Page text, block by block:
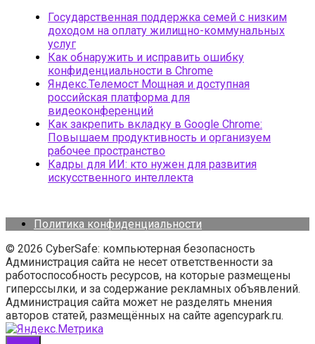
Государственная поддержка семей с низким
доходом на оплату жилищно-коммунальных
услуг
Как обнаружить и исправить ошибку
конфиденциальности в Chrome
Яндекс.Телемост Мощная и доступная
российская платформа для
видеоконференций
Как закрепить вкладку в Google Chrome:
Повышаем продуктивность и организуем
рабочее пространство
Кадры для ИИ: кто нужен для развития
искусственного интеллекта
Политика конфиденциальности
© 2026 CyberSafe: компьютерная безопасность
Администрация сайта не несет ответственности за
работоспособность ресурсов, на которые размещены
гиперссылки, и за содержание рекламных объявлений.
Администрация сайта может не разделять мнения
авторов статей, размещённых на сайте agencypark.ru.